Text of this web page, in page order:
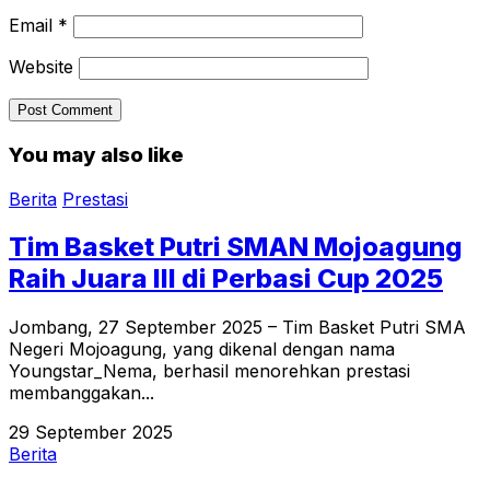
Email *
Website
You may also like
Berita Prestasi
Tim Basket Putri SMAN Mojoagung
Raih Juara III di Perbasi Cup 2025
Jombang, 27 September 2025 – Tim Basket Putri SMA
Negeri Mojoagung, yang dikenal dengan nama
Youngstar_Nema, berhasil menorehkan prestasi
membanggakan...
29 September 2025
Berita